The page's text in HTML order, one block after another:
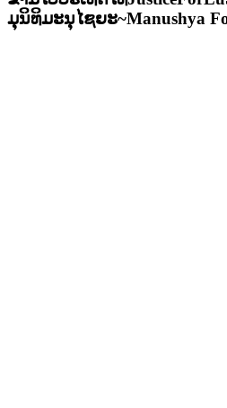
ມຸນິທິມະນຸໄຊຍະ~Manushya